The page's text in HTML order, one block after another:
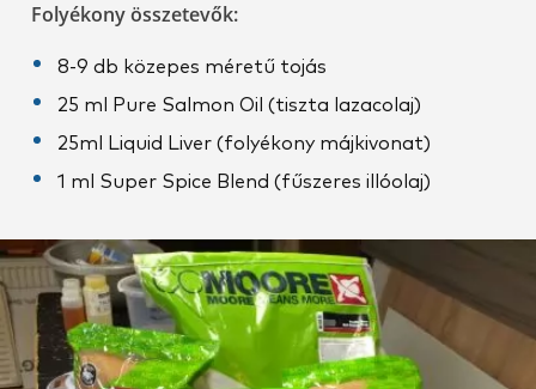
Folyékony összetevők:
8-9 db közepes méretű tojás
25 ml Pure Salmon Oil (tiszta lazacolaj)
25ml Liquid Liver (folyékony májkivonat)
1 ml Super Spice Blend (fűszeres illóolaj)